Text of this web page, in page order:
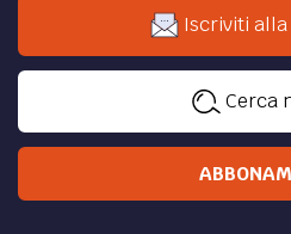
Iscriviti
Cerca